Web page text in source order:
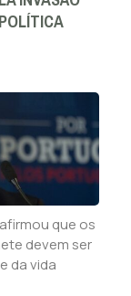
que os
devem ser
da vida